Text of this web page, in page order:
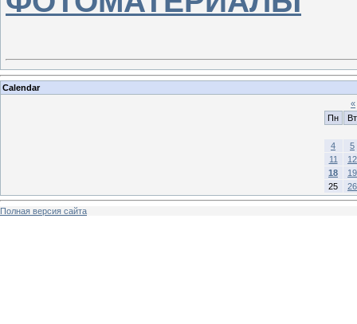
Calendar
«
Пн
Вт
4
5
11
12
18
19
25
26
Полная версия сайта